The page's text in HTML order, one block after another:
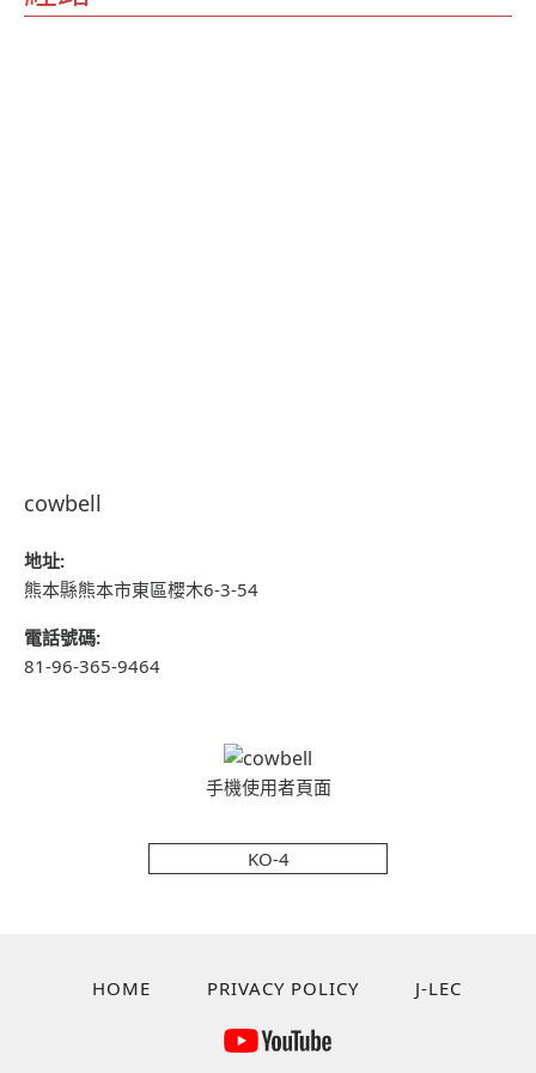
cowbell
地址:
熊本縣熊本市東區櫻木6-3-54
電話號碼:
81-96-365-9464
手機使用者頁面
KO-4
HOME PRIVACY POLICY J-LEC